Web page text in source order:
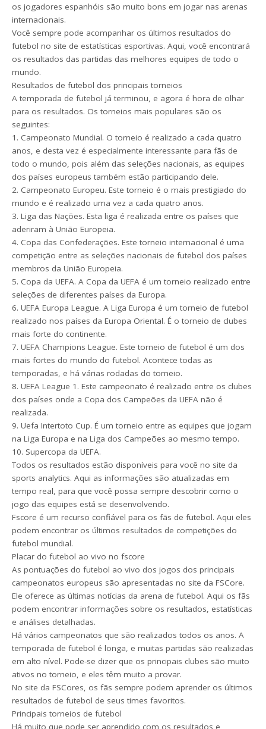
os jogadores espanhóis são muito bons em jogar nas arenas
internacionais.
Você sempre pode acompanhar os últimos resultados do
futebol no site de estatísticas esportivas. Aqui, você encontrará
os resultados das partidas das melhores equipes de todo o
mundo.
Resultados de futebol dos principais torneios
A temporada de futebol já terminou, e agora é hora de olhar
para os resultados. Os torneios mais populares são os
seguintes:
1. Campeonato Mundial. O torneio é realizado a cada quatro
anos, e desta vez é especialmente interessante para fãs de
todo o mundo, pois além das seleções nacionais, as equipes
dos países europeus também estão participando dele.
2. Campeonato Europeu. Este torneio é o mais prestigiado do
mundo e é realizado uma vez a cada quatro anos.
3. Liga das Nações. Esta liga é realizada entre os países que
aderiram à União Europeia.
4. Copa das Confederações. Este torneio internacional é uma
competição entre as seleções nacionais de futebol dos países
membros da União Europeia.
5. Copa da UEFA. A Copa da UEFA é um torneio realizado entre
seleções de diferentes países da Europa.
6. UEFA Europa League. A Liga Europa é um torneio de futebol
realizado nos países da Europa Oriental. É o torneio de clubes
mais forte do continente.
7. UEFA Champions League. Este torneio de futebol é um dos
mais fortes do mundo do futebol. Acontece todas as
temporadas, e há várias rodadas do torneio.
8. UEFA League 1. Este campeonato é realizado entre os clubes
dos países onde a Copa dos Campeões da UEFA não é
realizada.
9. Uefa Intertoto Cup. É um torneio entre as equipes que jogam
na Liga Europa e na Liga dos Campeões ao mesmo tempo.
10. Supercopa da UEFA.
Todos os resultados estão disponíveis para você no site da
sports analytics. Aqui as informações são atualizadas em
tempo real, para que você possa sempre descobrir como o
jogo das equipes está se desenvolvendo.
Fscore é um recurso confiável para os fãs de futebol. Aqui eles
podem encontrar os últimos resultados de competições do
futebol mundial.
Placar do futebol ao vivo no fscore
As pontuações do futebol ao vivo dos jogos dos principais
campeonatos europeus são apresentadas no site da FSCore.
Ele oferece as últimas notícias da arena de futebol. Aqui os fãs
podem encontrar informações sobre os resultados, estatísticas
e análises detalhadas.
Há vários campeonatos que são realizados todos os anos. A
temporada de futebol é longa, e muitas partidas são realizadas
em alto nível. Pode-se dizer que os principais clubes são muito
ativos no torneio, e eles têm muito a provar.
No site da FSCores, os fãs sempre podem aprender os últimos
resultados de futebol de seus times favoritos.
Principais torneios de futebol
Há muito que pode ser aprendido com os resultados e